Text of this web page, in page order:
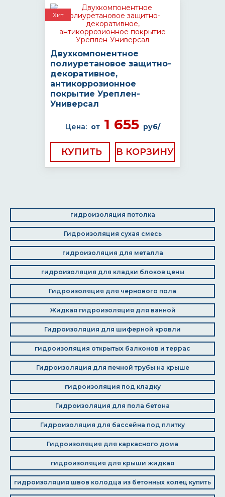
Хит
Двухкомпонентное
полиуретановое защитно-
декоративное,
антикоррозионное
покрытие Уреплен-
Универсал
Цена: от1 655 руб/
КУПИТЬ
гидроизоляция потолка
Гидроизоляция сухая смесь
гидроизоляция для металла
гидроизоляция для кладки блоков цены
Гидроизоляция для чернового пола
Жидкая гидроизоляция для ванной
Гидроизоляция для шиферной кровли
гидроизоляция открытых балконов и террас
Гидроизоляция для печной трубы на крыше
гидроизоляция под кладку
Гидроизоляция для пола бетона
Гидроизоляция для бассейна под плитку
Гидроизоляция для каркасного дома
гидроизоляция для крыши жидкая
гидроизоляция швов колодца из бетонных колец купить